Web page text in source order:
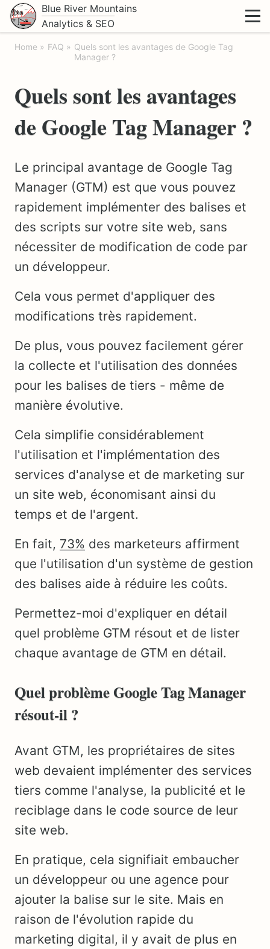
Blue River Mountains
Analytics & SEO
Home FAQ
Quels sont les avantages de Google Tag
Manager ?
Quels sont les avantages
de Google Tag Manager ?
Le principal avantage de Google Tag
Manager (GTM) est que vous pouvez
rapidement implémenter des balises et
des scripts sur votre site web, sans
nécessiter de modification de code par
un développeur.
Cela vous permet d'appliquer des
modifications très rapidement.
De plus, vous pouvez facilement gérer
la collecte et l'utilisation des données
pour les balises de tiers - même de
manière évolutive.
Cela simplifie considérablement
l'utilisation et l'implémentation des
services d'analyse et de marketing sur
un site web, économisant ainsi du
temps et de l'argent.
En fait, 73% des marketeurs affirment
que l'utilisation d'un système de gestion
des balises aide à réduire les coûts.
Permettez-moi d'expliquer en détail
quel problème GTM résout et de lister
chaque avantage de GTM en détail.
Quel problème Google Tag Manager
résout-il ?
Avant GTM, les propriétaires de sites
web devaient implémenter des services
tiers comme l'analyse, la publicité et le
reciblage dans le code source de leur
site web.
En pratique, cela signifiait embaucher
un développeur ou une agence pour
ajouter la balise sur le site. Mais en
raison de l'évolution rapide du
marketing digital, il y avait de plus en